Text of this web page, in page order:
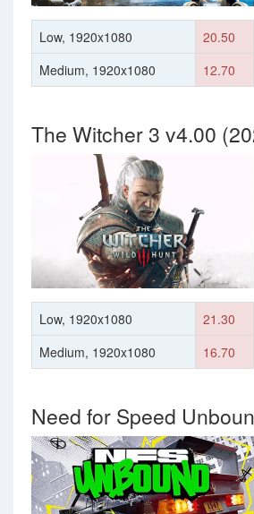
Low, 1920x1080
20.50
Medium, 1920x1080
12.70
The Witcher 3 v4.00
Low, 1920x1080
21.30
Medium, 1920x1080
16.70
Need for Speed